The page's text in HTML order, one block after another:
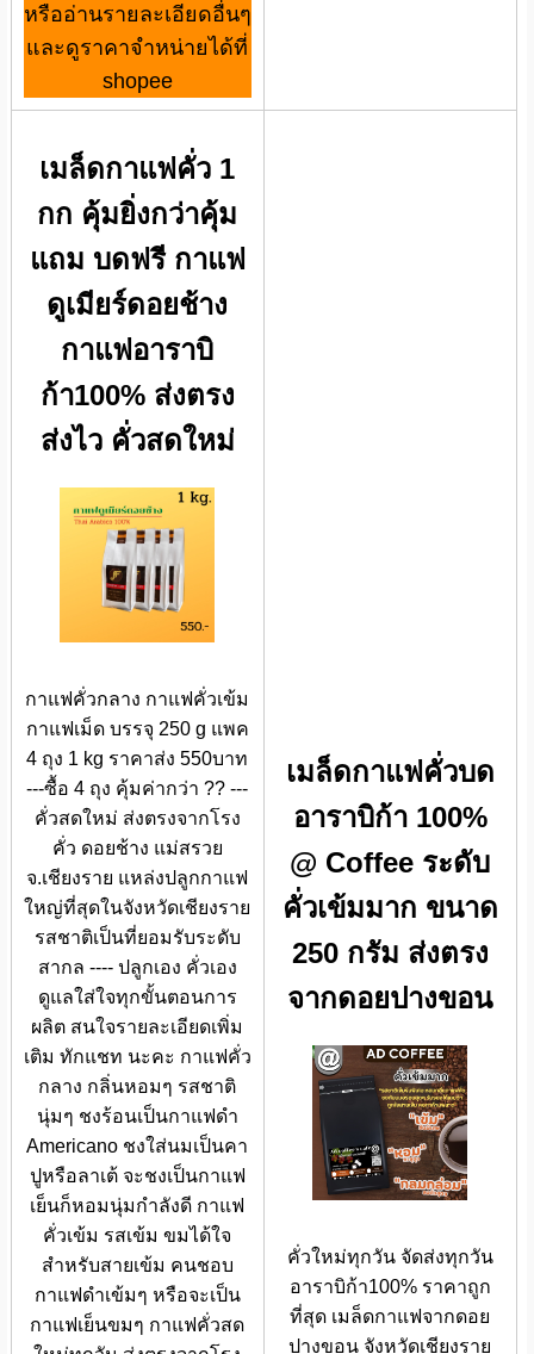
หรืออ่านรายละเอียดอื่นๆ
และดูราคาจำหน่ายได้ที่
shopee
เมล็ดกาแฟคั่ว 1
กก คุ้มยิ่งกว่าคุ้ม
แถม บดฟรี กาแฟ
ดูเมียร์ดอยช้าง
กาแฟอาราบิ
ก้า100% ส่งตรง
ส่งไว คั่วสดใหม่
กาแฟคั่วกลาง กาแฟคั่วเข้ม
กาแฟเม็ด บรรจุ 250 g แพค
4 ถุง 1 kg ราคาส่ง 550บาท
---ซื้อ 4 ถุง คุ้มค่ากว่า ?? ---
คั่วสดใหม่ ส่งตรงจากโรง
คั่ว ดอยช้าง แม่สรวย
จ.เชียงราย แหล่งปลูกกาแฟ
ใหญ่ที่สุดในจังหวัดเชียงราย
รสชาติเป็นที่ยอมรับระดับ
สากล ---- ปลูกเอง คั่วเอง
ดูแลใส่ใจทุกขั้นตอนการ
ผลิต สนใจรายละเอียดเพิ่ม
เติม ทักแชท นะคะ กาแฟคั่ว
กลาง กลิ่นหอมๆ รสชาติ
นุ่มๆ ชงร้อนเป็นกาแฟดำ
Americano ชงใส่นมเป็นคา
ปูหรือลาเต้ จะชงเป็นกาแฟ
เย็นก็หอมนุ่มกำลังดี กาแฟ
คั่วเข้ม รสเข้ม ขมได้ใจ
สำหรับสายเข้ม คนชอบ
กาแฟดำเข้มๆ หรือจะเป็น
กาแฟเย็นขมๆ กาแฟคั่วสด
เมล็ดกาแฟคั่วบด
อาราบิก้า 100%
@ Coffee ระดับ
คั่วเข้มมาก ขนาด
250 กรัม ส่งตรง
จากดอยปางขอน
คั่วใหม่ทุกวัน จัดส่งทุกวัน
อาราบิก้า100% ราคาถูก
ที่สุด เมล็ดกาแฟจากดอย
ปางขอน จังหวัดเชียงราย